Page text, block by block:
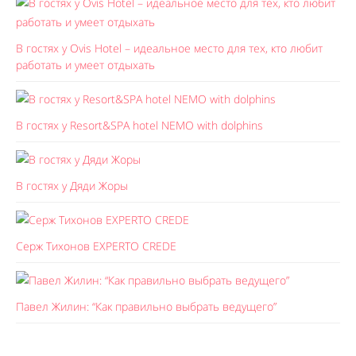
В гостях у Ovis Hotel – идеальное место для тех, кто любит
работать и умеет отдыхать
В гостях у Resort&SPA hotel NEMO with dolphins
В гостях у Дяди Жоры
Серж Тихонов EXPERTO CREDE
Павел Жилин: “Как правильно выбрать ведущего”